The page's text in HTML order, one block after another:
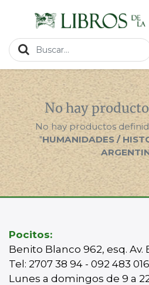
No hay
No hay productos
"HUMANIDADES /
Pocitos:
Benito Blanco 962, esq. Av.
Tel: 2707 38 94 - 092 483 016
Lunes a domingos de 9 a